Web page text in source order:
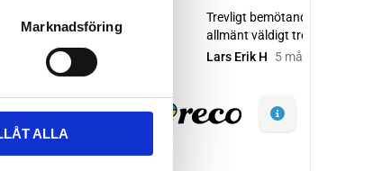
Marknadsföring
ALLA